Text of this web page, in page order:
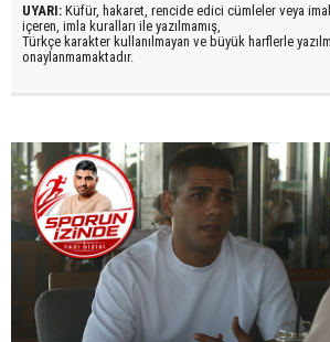
UYARI: Küfür, hakaret, rencide edici cümleler veya
içeren, imla kuralları ile yazılmamış,
Türkçe karakter kullanılmayan ve büyük harflerle
onaylanmamaktadır.